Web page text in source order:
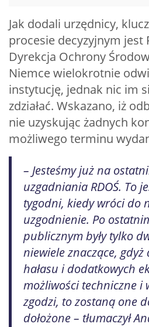
Jak dodali urzędnicy,
procesie decyzyjnym jest
Dyrekcja Ochrony
Niemce wielokrotnie
instytucję, jednak nic im
zdziałać. Wskazano, iż
nie uzyskując żadnych
możliwego terminu
– Jesteśmy już na
uzgadniania RDOŚ. To
tygodni, kiedy wróci do
uzgodnienie. Po
publicznym były tylko
niewiele znaczące, gdyż
hałasu i dodatkowych
możliwości techniczne i
zgodzi, to zostaną one
dołożone – tłumaczył